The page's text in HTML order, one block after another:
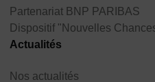
Partenariat BNP PARIBAS
Dispositif "Nouvelles
Actualités
Nos actualités